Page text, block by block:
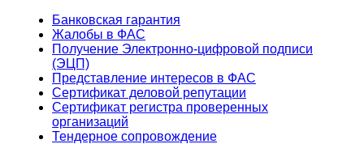
Банковская гарантия
Жалобы в ФАС
Получение Электронно-цифровой подписи
(ЭЦП)
Представление интересов в ФАС
Сертификат деловой репутации
Сертификат регистра проверенных
организаций
Тендерное сопровождение